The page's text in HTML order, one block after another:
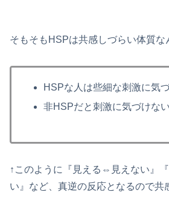
そもそもHSPは共感しづらい体質な
HSPな人は些細な刺激に気
非HSPだと刺激に気づけない
↑このように『見える⇔見えない』
い』など、真逆の反応となるので共